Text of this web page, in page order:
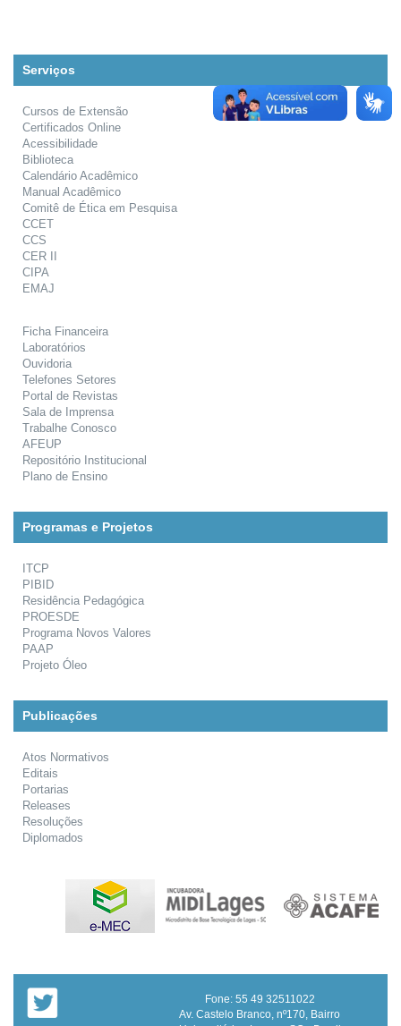
Serviços
Cursos de Extensão
Certificados Online
Acessibilidade
Biblioteca
Calendário Acadêmico
Manual Acadêmico
Comitê de Ética em Pesquisa
CCET
CCS
CER II
CIPA
EMAJ
Ficha Financeira
Laboratórios
Ouvidoria
Telefones Setores
Portal de Revistas
Sala de Imprensa
Trabalhe Conosco
AFEUP
Repositório Institucional
Plano de Ensino
Programas e Projetos
ITCP
PIBID
Residência Pedagógica
PROESDE
Programa Novos Valores
PAAP
Projeto Óleo
Publicações
Atos Normativos
Editais
Portarias
Releases
Resoluções
Diplomados
Fone: 55 49 32511022
Av. Castelo Branco, nº170, Bairro